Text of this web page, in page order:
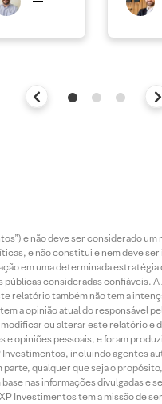
e não deve ser considerado
e não constitui e nem deve
em uma determinada
consideradas confiáveis.
relatório também não tem a
a opinião atual do responsável
ou alterar este relatório
opiniões pessoais, e foram
incluindo agentes
qualquer que seja o
nas informações divulgadas
Investimentos tem a missão de